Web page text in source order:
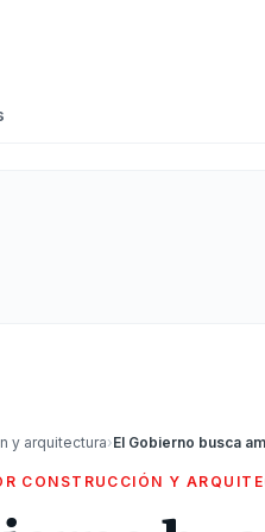
y arquitectura›
CONSTRUCCIÓN Y